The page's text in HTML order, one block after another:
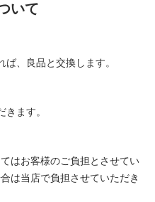
いて
、良品と交換します。
ます。
はお客様のご負担とさせてい
は当店で負担させていただき